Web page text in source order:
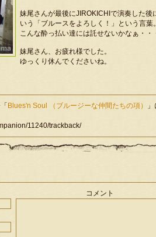
妹尾さんが最後にJIROKICHIで演奏した後
いう「ブルースをよろしく！」という言葉。
こんな酔っ払い達には託せないかなぁ・・
妹尾さん、お疲れ様でした。
ゆっくり休んでくださいね。
Blues'n Soul （ブルージーな仲間たちの項）
11240/trackback/
コメント